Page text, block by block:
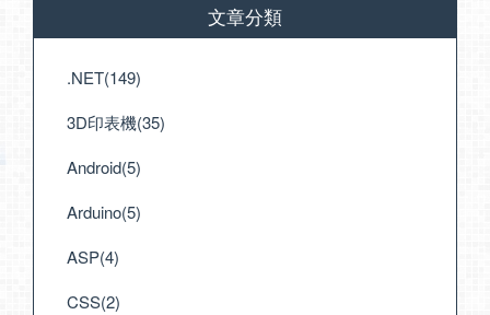
文章分類
.NET(149)
3D印表機(35)
Android(5)
Arduino(5)
ASP(4)
CSS(2)